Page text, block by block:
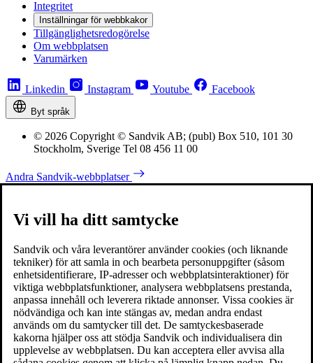
Integritet
Inställningar för webbkakor
Tillgänglighetsredogörelse
Om webbplatsen
Varumärken
Linkedin Instagram Youtube Facebook
Byt språk
© 2026 Copyright © Sandvik AB; (publ) Box 510, 101 30
Stockholm, Sverige Tel 08 456 11 00
Andra Sandvik-webbplatser
Vi vill ha ditt samtycke
Sandvik och våra leverantörer använder cookies (och liknande
tekniker) för att samla in och bearbeta personuppgifter (såsom
enhetsidentifierare, IP-adresser och webbplatsinteraktioner) för
viktiga webbplatsfunktioner, analysera webbplatsens prestanda,
anpassa innehåll och leverera riktade annonser. Vissa cookies är
nödvändiga och kan inte stängas av, medan andra endast
används om du samtycker till det. De samtyckesbaserade
kakorna hjälper oss att stödja Sandvik och individualisera din
upplevelse av webbplatsen. Du kan acceptera eller avvisa alla